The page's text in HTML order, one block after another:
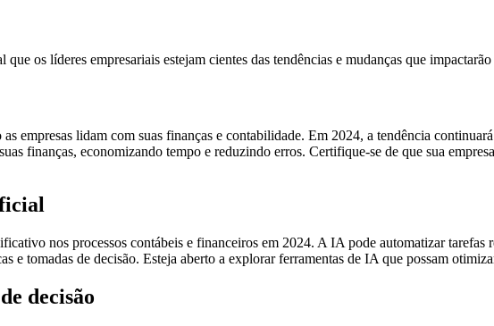
os líderes empresariais estejam cientes das tendências e mudanças que
empresas lidam com suas finanças e contabilidade. Em 2024, a tendência
finanças, economizando tempo e reduzindo erros. Certifique-se de que sua
nos processos contábeis e financeiros em 2024. A IA pode automatizar tarefas
e tomadas de decisão. Esteja aberto a explorar ferramentas de IA que possam
decisão